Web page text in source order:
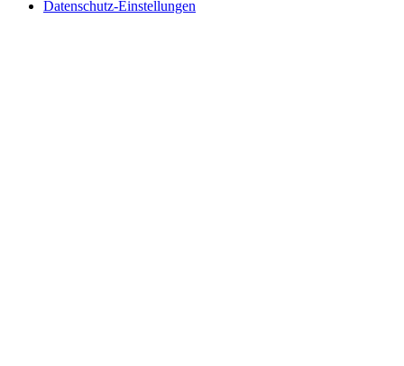
Datenschutz-Einstellungen